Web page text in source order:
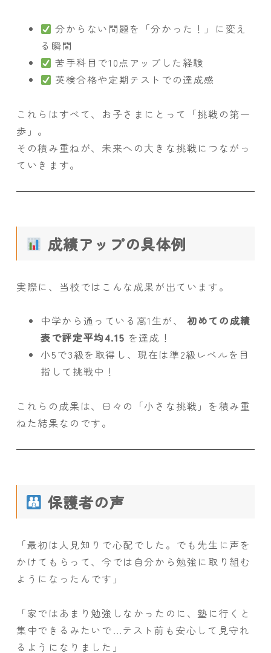
分からない問題を「分かった！」に変え
る瞬間
苦手科目で10点アップした経験
英検合格や定期テストでの達成感
これらはすべて、お子さまにとって「挑戦の第一
歩」。
その積み重ねが、未来への大きな挑戦につながっ
ていきます。
成績アップの具体例
実際に、当校ではこんな成果が出ています。
中学から通っている高1生が、初めての成績
表で評定平均4.15 を達成！
小5で3級を取得し、現在は準2級レベルを目
指して挑戦中！
これらの成果は、日々の「小さな挑戦」を積み重
ねた結果なのです。
保護者の声
「最初は人見知りで心配でした。でも先生に声を
かけてもらって、今では自分から勉強に取り組む
ようになったんです」
「家ではあまり勉強しなかったのに、塾に行くと
集中できるみたいで…テスト前も安心して見守れ
るようになりました」